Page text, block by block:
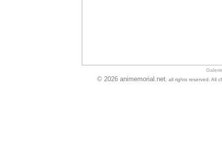
Galerie
© 2026 animemorial.net, all rights reserved. All